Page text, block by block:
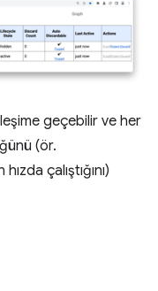
geçebilir ve her
(ör.
çalıştığını)